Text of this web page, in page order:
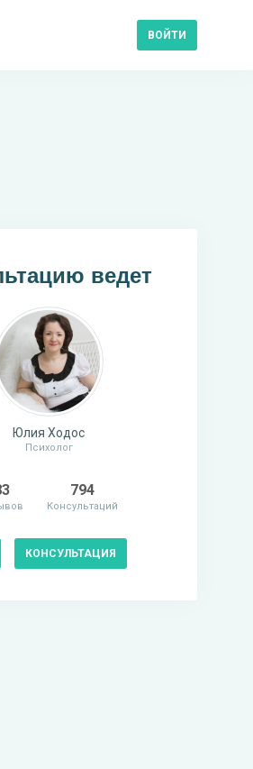
ВОЙТИ
ведет
Юлия Ходос
Психолог
794
Консультаций
КОНСУЛЬТАЦИЯ